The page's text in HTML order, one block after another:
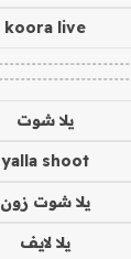
koora live
يلا شوت
yalla shoot
يلا شوت زون
يلا لايف